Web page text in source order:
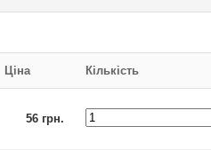
Ціна Кількість
56 грн.